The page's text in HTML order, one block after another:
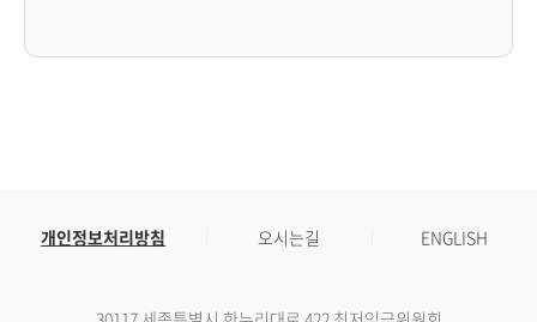
개인정보처리방침 오시는길 ENGLISH